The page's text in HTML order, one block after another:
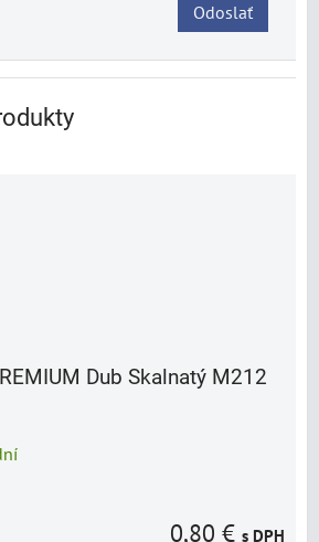
Odoslať
Dub Skalnatý M212
0,80 € s DPH